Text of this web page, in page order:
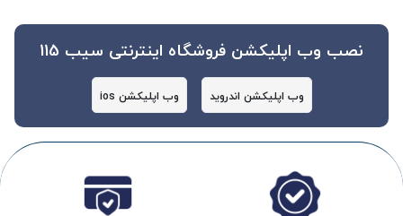
نصب وب اپلیکشن فروشگاه اینترنتی سیب 115
وب اپلیکشن اندروید وب اپلیکشن ios